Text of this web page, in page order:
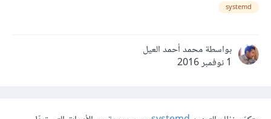
systemd
بواسطة محمد أحمد العيل
1 نوفمبر 2016